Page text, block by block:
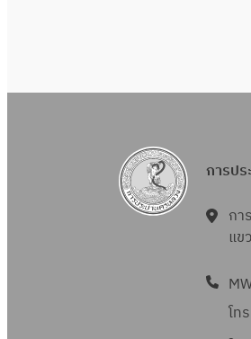
การป
กา
แ
โท